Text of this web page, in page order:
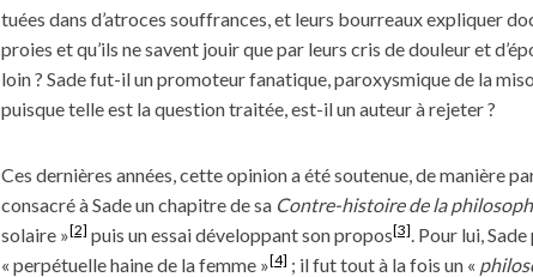
tuées dans d’atroces souffrances, et leurs bourreaux expliquer
proies et qu’ils ne savent jouir que par leurs cris de douleur et
loin ? Sade fut-il un promoteur fanatique, paroxysmique de la
puisque telle est la question traitée, est-il un auteur à rejeter ?
Ces dernières années, cette opinion a été soutenue, de manière
consacré à Sade un chapitre de sa Contre-histoire de la
solaire »[2] puis un essai développant son propos[3] . Pour lui,
« perpétuelle haine de la femme »[4] ; il fut tout à la fois un «